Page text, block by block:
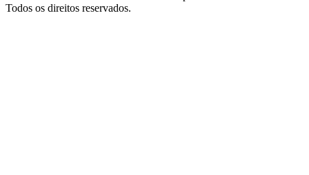
Todos os direitos reservados.